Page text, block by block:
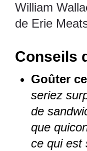
William
de Erie
Conseils
Goûter
seriez
de
que
ce qui est